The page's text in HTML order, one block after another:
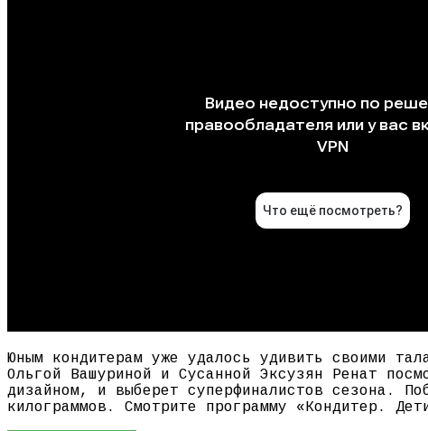
Юным кондитерам уже удалось удивить своими
Ольгой Вашуриной и Сусанной Эксузян Ренат
дизайном, и выберет суперфиналистов сезона.
килограммов. Смотрите программу «Кондитер.